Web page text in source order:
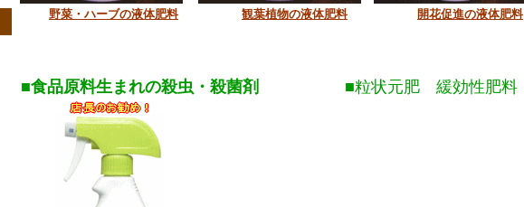
野菜・ハーブの液体肥料 観葉植物の液体肥料 開花促進の液体肥料
■食品原料生まれの殺虫・殺菌剤 ■粒状元肥 緩効性肥料